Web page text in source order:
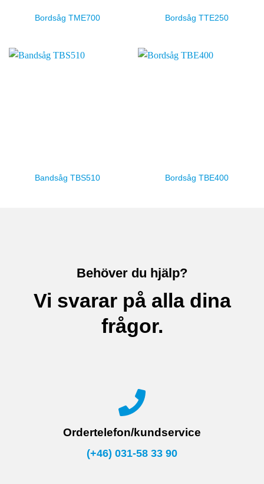
Bordsåg TME700 Bordsåg TTE250
Bandsåg TBS510 Bordsåg TBE400
Behöver du hjälp?
Vi svarar på alla dina
frågor.
Ordertelefon/kundservice
(+46) 031-58 33 90